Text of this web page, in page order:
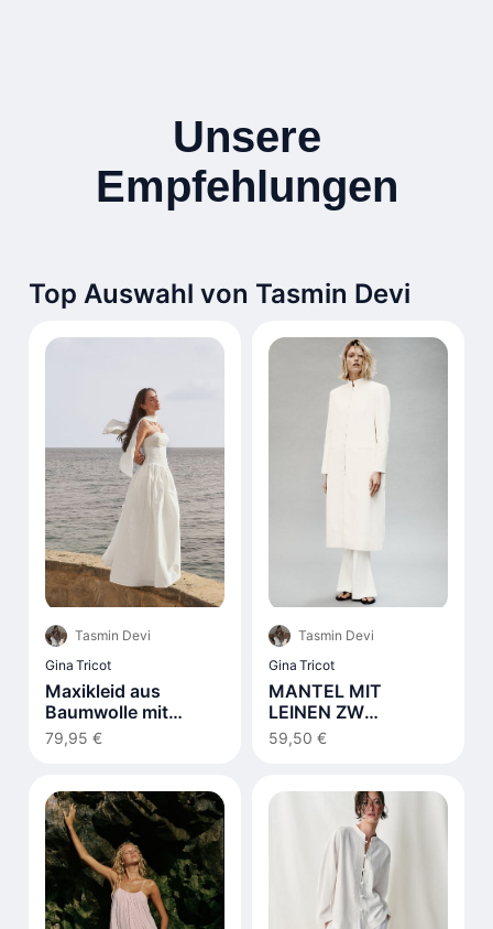
Unsere
Empfehlungen
Top Auswahl von Tasmin Devi
Tasmin Devi
Gina Tricot
Maxikleid aus
Baumwolle mit
Schnürdetail Weiß
79,95 €
Tasmin Devi
Gina Tricot
MANTEL MIT
LEINEN ZW
COLLECTION
59,50 €